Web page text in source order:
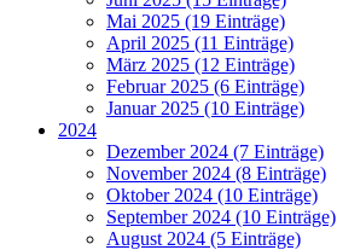
Mai 2025 (19 Einträge)
April 2025 (11 Einträge)
März 2025 (12 Einträge)
Februar 2025 (6 Einträge)
Januar 2025 (10 Einträge)
2024
Dezember 2024 (7 Einträge)
November 2024 (8 Einträge)
Oktober 2024 (10 Einträge)
September 2024 (10 Einträge)
August 2024 (5 Einträge)